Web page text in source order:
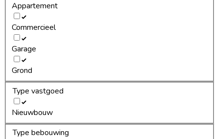
Appartement
Commercieel
Garage
Grond
Type vastgoed
Nieuwbouw
Type bebouwing